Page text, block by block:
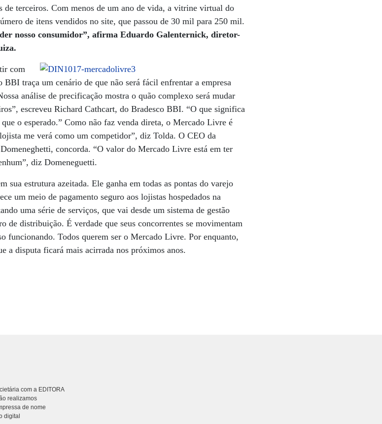
de terceiros. Com menos de um ano de vida, a vitrine virtual do
de itens vendidos no site, que passou de 30 mil para 250 mil.
nosso consumidor”, afirma Eduardo Galenternick, diretor-
com
traça um cenário de que não será fácil enfrentar a empresa
análise de precificação mostra o quão complexo será mudar
escreveu Richard Cathcart, do Bradesco BBI. “O que significa
o esperado.” Como não faz venda direta, o Mercado Livre é
me verá como um competidor”, diz Tolda. O CEO da
concorda. “O valor do Mercado Livre está em ter
diz Domeneguetti.
sua estrutura azeitada. Ele ganha em todas as pontas do varejo
um meio de pagamento seguro aos lojistas hospedados na
uma série de serviços, que vai desde um sistema de gestão
de distribuição. É verdade que seus concorrentes se movimentam
funcionando. Todos querem ser o Mercado Livre. Por enquanto,
a disputa ficará mais acirrada nos próximos anos.
com a EDITORA
realizamos
de nome
digital